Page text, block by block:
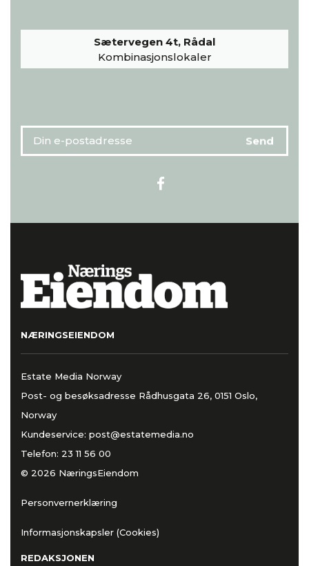
Sætervegen 4t, Rådal
Kombinasjonslokaler
NÆRINGSEIENDOM
Estate Media Norway
Post- og besøksadresse Rådhusgata 26, 0151 Oslo,
Norway
Kundeservice: post@estatemedia.no
Telefon: 23 11 56 00
© 2026 NæringsEiendom
Personvernerklæring
Informasjonskapsler (Cookies)
REDAKSJONEN